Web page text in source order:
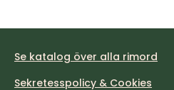
Se katalog över alla rimord
Sekretesspolicy & Cookies